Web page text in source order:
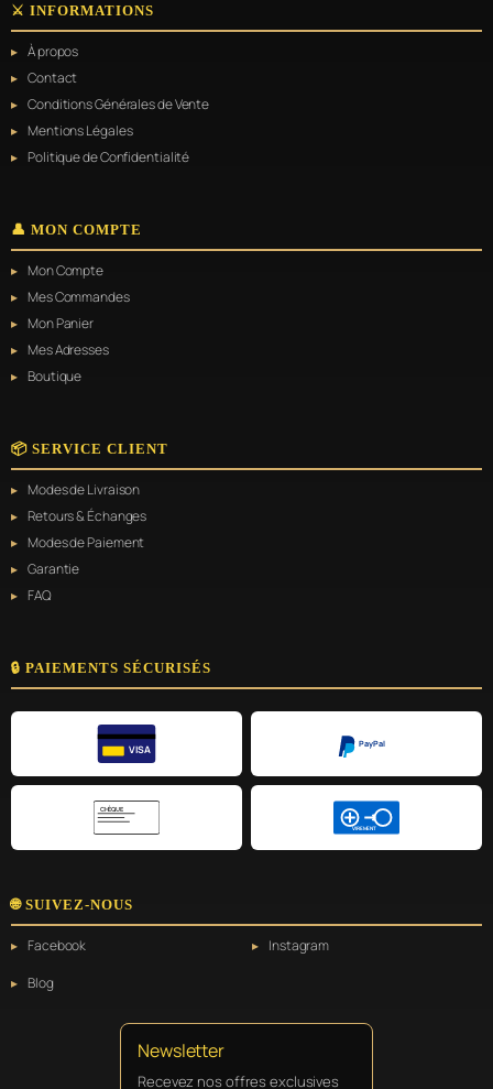
⚔️ INFORMATIONS
À propos
Contact
Conditions Générales de Vente
Mentions Légales
Politique de Confidentialité
👤 MON COMPTE
Mon Compte
Mes Commandes
Mon Panier
Mes Adresses
Boutique
📦 SERVICE CLIENT
Modes de Livraison
Retours & Échanges
Modes de Paiement
Garantie
FAQ
🔒 PAIEMENTS SÉCURISÉS
VISA
PayPal
CHÈQUE
VIREMENT
🌐 SUIVEZ-NOUS
Facebook
Instagram
Blog
Newsletter
Recevez nos offres exclusives